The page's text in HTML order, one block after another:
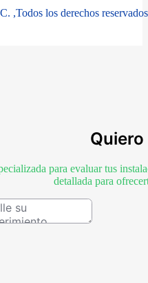
,Todos los derechos
para evaluar tus
detallada para